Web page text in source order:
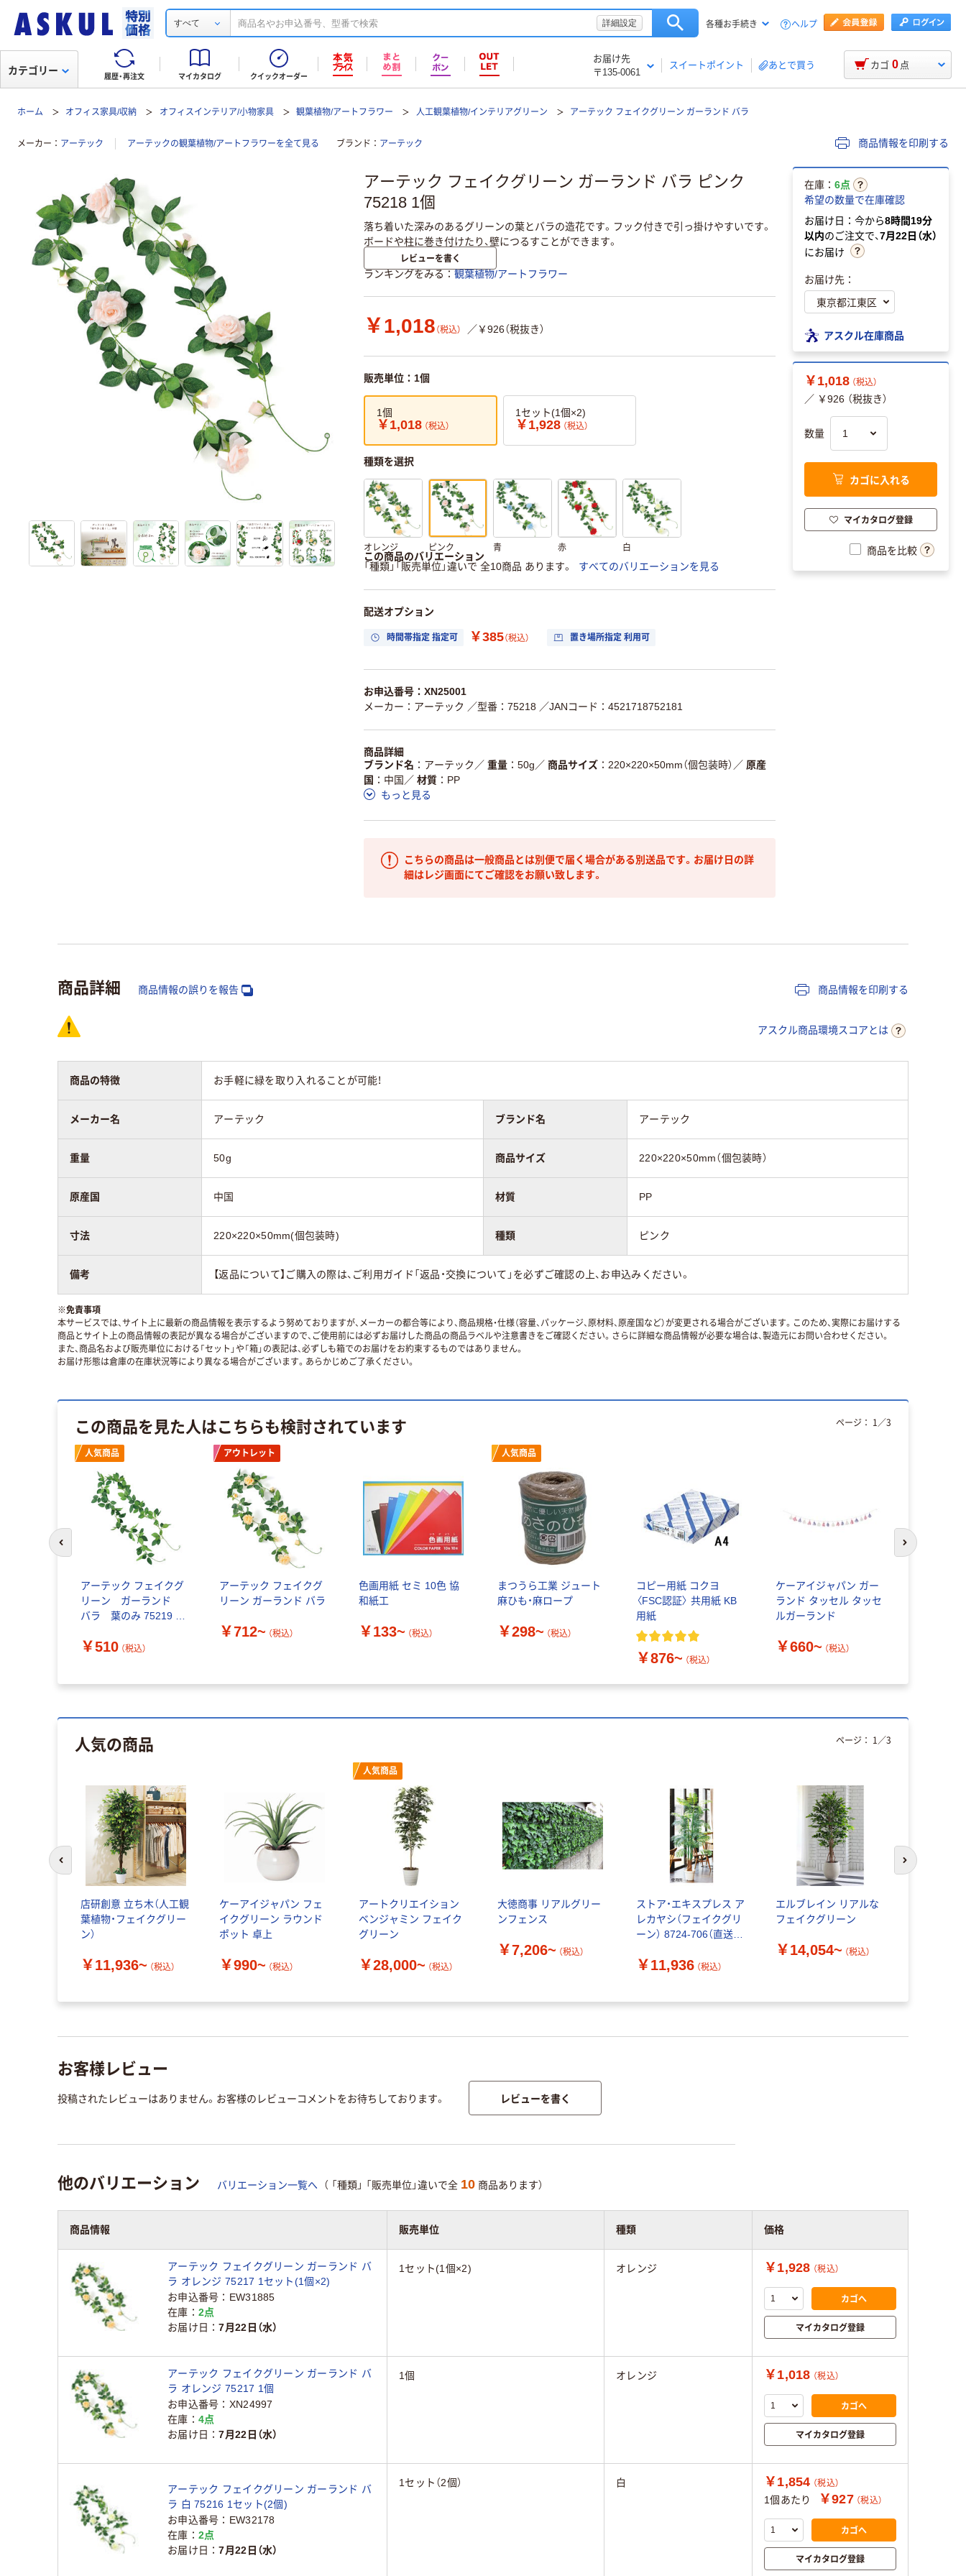
すべて 詳細設定 各種お手続き ヘルプ
履歴・再注文 マイカタログ クイックオーダー
お届け先
〒135-0061
スイートポイント あとで買う
カテゴリー カゴ 0 点
ホーム オフィス家具/収納 オフィスインテリア/小物家具 観葉植物/アートフラワー 人工観葉植物/インテリアグリーン アーテック フェイクグリーン ガーランド バラ
メーカー アーテック アーテックの観葉植物/アートフラワーを全て見る ブランド アーテック 商品情報を印刷する
アーテック フェイクグリーン ガーランド バラ ピンク
75218 1個
落ち着いた深みのあるグリーンの葉とバラの造花です。フック付きで引っ掛けやすいです。
ボードや柱に巻き付けたり、壁につるすことができます。
レビューを書く
ランキングをみる 観葉植物/アートフラワー
￥1,018 （税込） ／￥926（税抜き）
販売単位：1個
1個
￥1,018 （税込）
1セット(1個×2)
￥1,928 （税込）
種類を選択
オレンジ ピンク 青 赤 白
この商品のバリエーション
「種類」「販売単位」違いで 全10商品 あります。
すべてのバリエーションを見る
配送オプション
時間帯指定 指定可 ￥385（税込） 置き場所指定 利用可
お申込番号：XN25001
メーカー：アーテック ／型番：75218 ／JANコード：4521718752181
商品詳細
ブランド名
アーテック ／ 重量 50g ／ 商品サイズ 220×220×50mm（個包装時） ／ 原産
国
中国 ／ 材質
PP
もっと見る
こちらの商品は一般商品とは別便で届く場合がある別送品です。お届け日の詳
細はレジ画面にてご確認をお願い致します。
在庫： 6点
希望の数量で在庫確認
お届け日：今から8時間19分
以内のご注文で、7月22日（水）
にお届け
お届け先：
アスクル在庫商品
￥1,018 （税込）
／ ￥926 （税抜き）
数量
カゴに入れる
マイカタログ登録
商品を比較
商品詳細 商品情報の誤りを報告 商品情報を印刷する
アスクル商品環境スコアとは
商品の特徴 お手軽に緑を取り入れることが可能！
メーカー名 アーテック ブランド名 アーテック
重量 50g 商品サイズ 220×220×50mm（個包装時）
原産国 中国 材質 PP
寸法 220×220×50mm(個包装時) 種類 ピンク
備考 【返品について】ご購入の際は、ご利用ガイド「返品・交換について」を必ずご確認の上、お申込みください。
※免責事項
本サービスでは、サイト上に最新の商品情報を表示するよう努めておりますが、メーカーの都合等により、商品規格・仕様（容量、パッケージ、原材料、原産国など）が変更される場合がございます。このため、実際にお届けする
商品とサイト上の商品情報の表記が異なる場合がございますので、ご使用前には必ずお届けした商品の商品ラベルや注意書きをご確認ください。さらに詳細な商品情報が必要な場合は、製造元にお問い合わせください。
また、商品名および販売単位における「セット」や「箱」の表記は、必ずしも箱でのお届けをお約束するものではありません。
お届け形態は倉庫の在庫状況等により異なる場合がございます。あらかじめご了承ください。
この商品を見た人はこちらも検討されています
人気商品
アーテック フェイクグ
リーン ガーランド
バラ 葉のみ 75219 1
￥510 （税込）
アウトレット
アーテック フェイクグ
リーン ガーランド バラ
￥712~ （税込）
色画用紙 セミ 10色 協
和紙工
￥133~ （税込）
人気商品
まつうら工業 ジュート
麻ひも・麻ロープ
￥298~ （税込）
コピー用紙 コクヨ
〈FSC認証〉 共用紙 KB
用紙
￥876~ （税込）
ケーアイジャパン ガー
ランド タッセル タッセ
ルガーランド
￥660~ （税込）
ページ： 1 ／3
次のスライド
人気の商品
店研創意 立ち木（人工観
葉植物・フェイクグリー
ン）
￥11,936~ （税込）
ケーアイジャパン フェ
イクグリーン ラウンド
ポット 卓上
￥990~ （税込）
人気商品
アートクリエイション
ベンジャミン フェイク
グリーン
￥28,000~ （税込）
大徳商事 リアルグリー
ンフェンス
￥7,206~ （税込）
ストア・エキスプレス ア
レカヤシ（フェイクグリ
ーン） 8724-706（直送
￥11,936 （税込）
エルブレイン リアルな
フェイクグリーン
￥14,054~ （税込）
ページ： 1 ／3
前のスライドへ 次のスライド
お客様レビュー
投稿されたレビューはありません。お客様のレビューコメントをお待ちしております。 レビューを書く
他のバリエーション バリエーション一覧へ （ 「種類」 「販売単位」違いで全 10 商品あります）
商品情報 販売単位 種類 価格
アーテック フェイクグリーン ガーランド バ
ラ オレンジ 75217 1セット(1個×2)
お申込番号
EW31885
在庫
2点
お届け日
7月22日（水）
1セット(1個×2) オレンジ ￥1,928 （税込）
カゴへ
マイカタログ登録
アーテック フェイクグリーン ガーランド バ
ラ オレンジ 75217 1個
お申込番号
XN24997
在庫
4点
お届け日
7月22日（水）
1個 オレンジ ￥1,018 （税込）
カゴへ
マイカタログ登録
アーテック フェイクグリーン ガーランド バ
ラ 白 75216 1セット(2個)
お申込番号
EW32178
在庫
2点
お届け日
7月22日（水）
1セット（2個） 白 ￥1,854 （税込）
1個あたり ￥927 （税込）
カゴへ
マイカタログ登録